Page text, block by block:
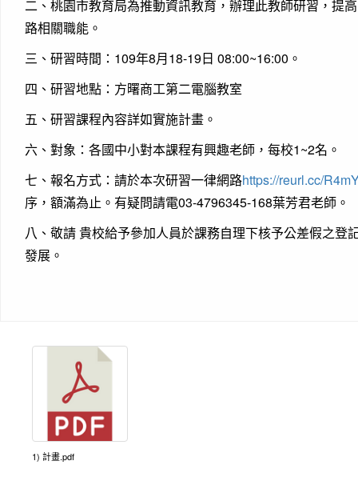
二、桃園市教育局為推動資訊教育，辦理此教師研習，提
路相關職能。
三、研習時間：109年8月18-19日 08:00~16:00。
四、研習地點：方曙商工第二電腦教室
五、研習課程內容詳如實施計畫。
六、對象：各國中小對本課程有興趣老師，每校1~2名。
七、報名方式：請於本次研習一律網路https://reurl.cc/
序，額滿為止。有疑問請電03-4796345-168葉芳君老師。
八、敬請 貴校給予參加人員於課務自理下核予公差假之登
發展。
1) 計畫.pdf